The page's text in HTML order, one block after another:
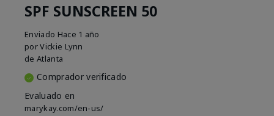
SPF SUNSCREEN 50
Enviado Hace 1 año
porVickie Lynn
de Atlanta
Comprador verificado
Evaluado en
marykay.com/en-us/